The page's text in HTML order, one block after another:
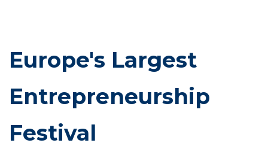
Europe's Largest
Entrepreneurship
Festival